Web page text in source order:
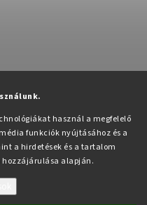
használ a megfelelő
funkciók nyújtásához és a
a hirdetések és a tartalom
hozzájárulása alapján.